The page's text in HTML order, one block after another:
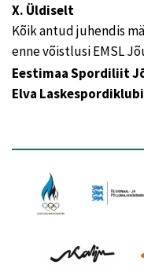
X. Üldiselt
Kõik antud juhendis
enne võistlusi EMSL
Eestimaa Spordiliit
Elva Laskespordiklubi